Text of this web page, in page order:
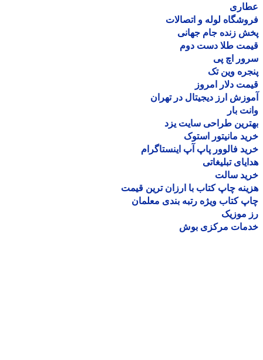
لوله و اتصالات
زنده جام جهانی
طلا دست دوم
اچ پی
وین تک
دلار امروز
ارز دیجیتال در تهران
بار
طراحی سایت یزد
مانیتور استوک
فالوور پاپ آپ اینستاگرام
تبلیغاتی
سالت
چاپ کتاب با ارزان ترین قیمت
کتاب ویژه رتبه بندی معلمان
موزیک
مرکزی بوش